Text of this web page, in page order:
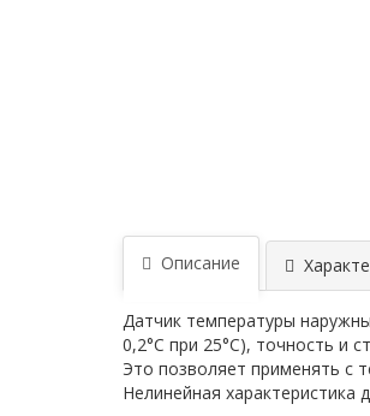
Описание
Датчик температуры
0,2°С при 25°С), точность и
Это позволяет применять с
Нелинейная характеристика